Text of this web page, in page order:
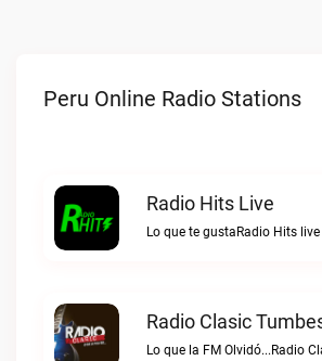
Peru Online Radio Stations
Radio Hits Live
Lo que te gustaRadio Hits live
Radio Clasic
Lo que la FM Olvidó...Radio